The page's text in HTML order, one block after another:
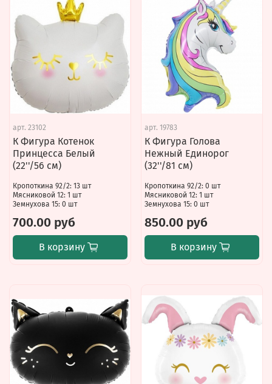
арт. 23102
К Фигура Котенок
Принцесса Белый
(22''/56 см)
Кропоткина 92/2: 13 шт
Мясниковой 12: 1 шт
Земнухова 15: 0 шт
700.00 руб
В корзину
арт. 19783
К Фигура Голова
Нежный Единорог
(32''/81 см)
Кропоткина 92/2: 0 шт
Мясниковой 12: 1 шт
Земнухова 15: 0 шт
850.00 руб
В корзину